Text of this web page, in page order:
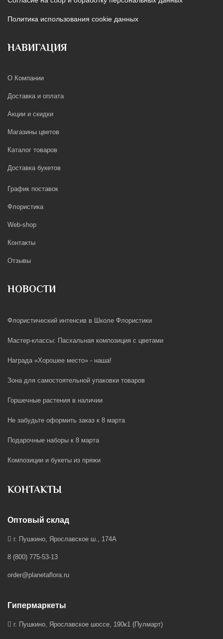
Политика использования cookie данных
НАВИГАЦИЯ
О Компании
Доставка и оплата
Акции и скидки
Магазины цветов
Каталог товаров
Доставка букетов
График поставок
Флористика
Web-shop
Контакты
Отзывы
НОВОСТИ
Флористический интенсив в Школе Флористики
Мастер-классы: Пасхальная композиция с цветами
Награда «Хорошее место» - наша!
Зона для самостоятельной упаковки товаров
Горшечные растения в наличии
Не забудьте оформить заказ к 8 марта
Подарочные наборы к 8 марта
Композиции и букеты из пряжи
КОНТАКТЫ
Оптовый склад
г. Пушкино, Ярославское ш., 174А
8 (800) 775-53-13
order@planetaflora.ru
Гипермаркеты
г. Пушкино, Ярославское шоссе, 190к1 (Пулмарт)